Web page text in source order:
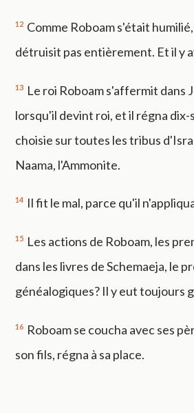
12 Comme Roboam s'était
détruisit pas entièrement. Et il y
13 Le roi Roboam s'affermit dans
lorsqu'il devint roi, et il régna
choisie sur toutes les tribus
Naama, l'Ammonite.
14 Il fit le mal, parce qu'il
15 Les actions de Roboam, les
dans les livres de Schemaeja, le
généalogiques? Il y eut toujours
16 Roboam se coucha avec ses
son fils, régna à sa place.